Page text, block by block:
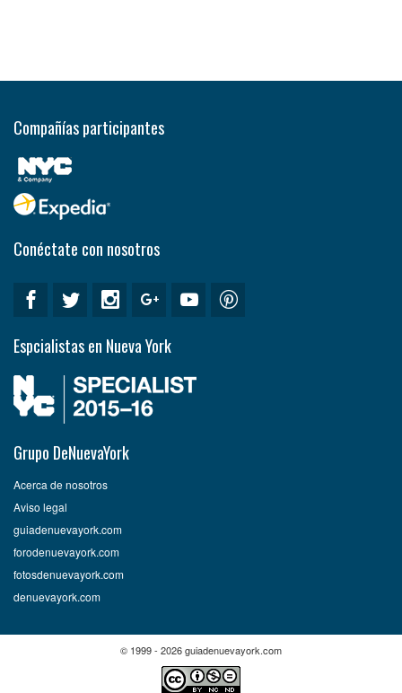
Compañías participantes
Conéctate con nosotros
Espcialistas en Nueva York
Grupo DeNuevaYork
Acerca de nosotros
Aviso legal
guiadenuevayork.com
forodenuevayork.com
fotosdenuevayork.com
denuevayork.com
© 1999 - 2026 guiadenuevayork.com